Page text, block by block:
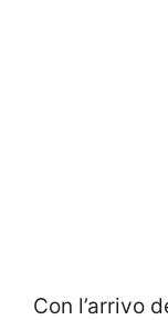
Con l’arrivo